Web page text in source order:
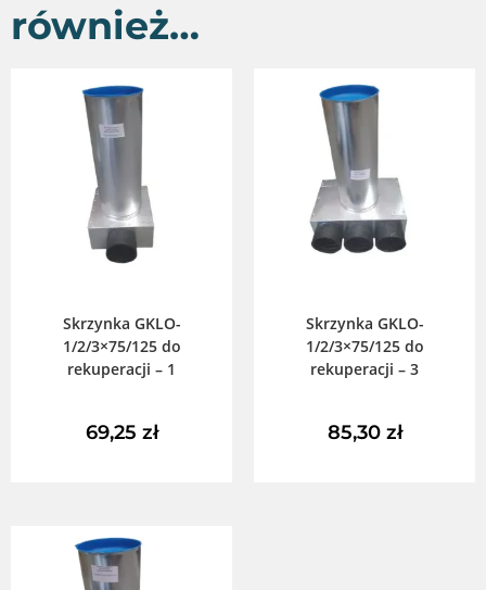
również…
Skrzynka GKLO-
1/2/3×75/125 do
rekuperacji – 1
69,25 zł
Skrzynka GKLO-
1/2/3×75/125 do
rekuperacji – 3
85,30 zł